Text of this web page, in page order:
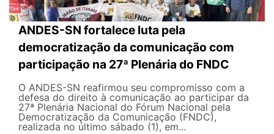
ANDES-SN fortalece luta pela
democratização da comunicação com
participação na 27ª Plenária do FNDC
O ANDES-SN reafirmou seu compromisso com a
defesa do direito à comunicação ao participar da
27ª Plenária Nacional do Fórum Nacional pela
Democratização da Comunicação (FNDC),
realizada no último sábado (1), em...